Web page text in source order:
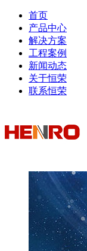
首页
产品中心
解决方案
工程案例
新闻动态
关于恒荣
联系恒荣